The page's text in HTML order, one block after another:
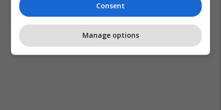
Consent
Manage options